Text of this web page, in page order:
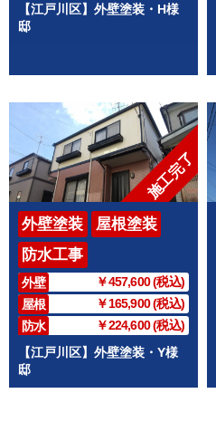
【江戸川区】外壁塗装・H様
邸
施工完了
外壁塗装
屋根塗装
防水工事
外壁
￥457,600 (税込)
屋根
￥165,900 (税込)
防水
￥224,600 (税込)
【江戸川区】外壁塗装・Y様
邸